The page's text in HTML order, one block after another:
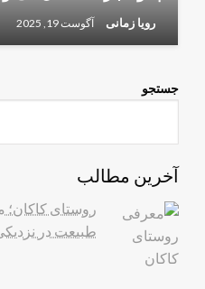
رویا زمانی آگوست 19, 2025
جستجو
آخرین مطالب
روستای
طبیعت در